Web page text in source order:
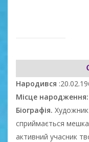
Народився
Місце народження:
Біографія. Художник
сприймається
активний учасник